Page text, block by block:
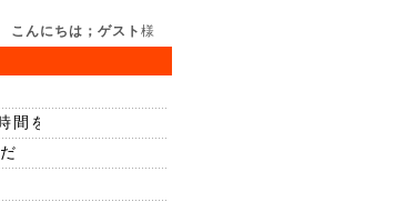
こんにちは；ゲスト 様